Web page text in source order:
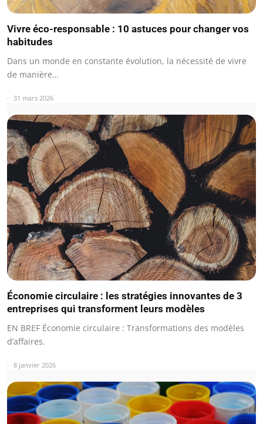
Vivre éco-responsable : 10 astuces pour changer vos
habitudes
Dans un monde en constante évolution, la nécessité de vivre
de manière…
31 mars 2026
Économie circulaire : les stratégies innovantes de 3
entreprises qui transforment leurs modèles
EN BREF Économie circulaire : Transformations des modèles
d’affaires.
8 janvier 2026